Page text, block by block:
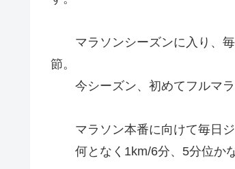
マラソンシーズンに入り、毎
節。
今シーズン、初めてフルマラ
マラソン本番に向けて毎日ジ
何となく1km/6分、5分位かな